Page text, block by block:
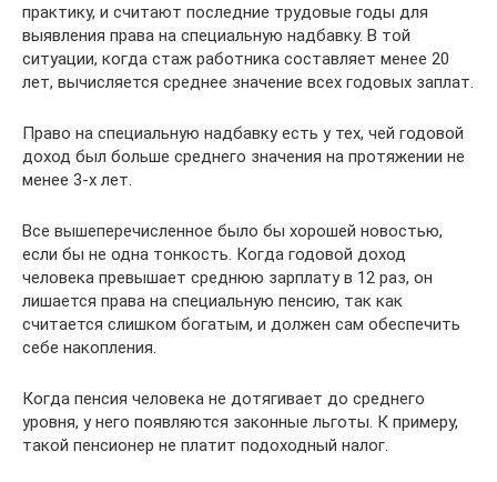
практику, и считают последние трудовые годы для
выявления права на специальную надбавку. В той
ситуации, когда стаж работника составляет менее 20
лет, вычисляется среднее значение всех годовых заплат.
Право на специальную надбавку есть у тех, чей годовой
доход был больше среднего значения на протяжении не
менее 3-х лет.
Все вышеперечисленное было бы хорошей новостью,
если бы не одна тонкость. Когда годовой доход
человека превышает среднюю зарплату в 12 раз, он
лишается права на специальную пенсию, так как
считается слишком богатым, и должен сам обеспечить
себе накопления.
Когда пенсия человека не дотягивает до среднего
уровня, у него появляются законные льготы. К примеру,
такой пенсионер не платит подоходный налог.